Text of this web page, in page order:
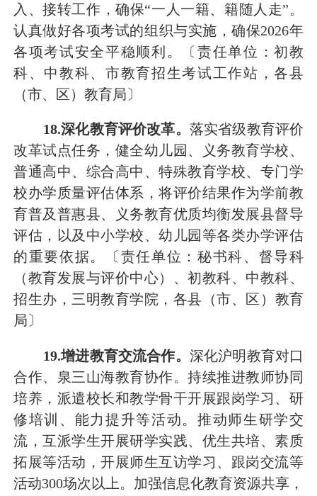
入、接转工作，确保“一人一籍、籍随人走”。
认真做好各项考试的组织与实施，确保2026年
各项考试安全平稳顺利。
〔责任单位：初教
科、中教科、市教育招生考试工作站，各县
（市、区）教育局〕
18.深化教育评价改革。 落实省级教育评价
改革试点任务，健全幼儿园、义务教育学校、
普通高中、综合高中、特殊教育学校、专门学
校办学质量评估体系，将评价结果作为学前教
育普及普惠县、义务教育优质均衡发展县督导
评估，以及中小学校、幼儿园等各类办学评估
的重要依据。
〔责任单位：秘书科、 督导科
（教育发展与评价中心）
、初教科、中教科、
招生办 ，三明教育学院 ， 各县（市、区）教育
局〕
19.增进教育交流合作。 深化沪明教育对口
合作、泉三山海教育协作。持续推进教师协同
培养，派遣校长和教学骨干开展跟岗学习、研
修培训、能力提升等活动。推动师生研学交
流，互派学生开展研学实践、优生共培、素质
拓展等活动 ，开展师生互访学习、跟岗交流等
活动300场次以上。加强信息化教育资源共享，